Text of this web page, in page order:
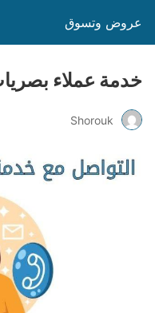
عروض وتسوق
خدمة عملاء
Shorouk